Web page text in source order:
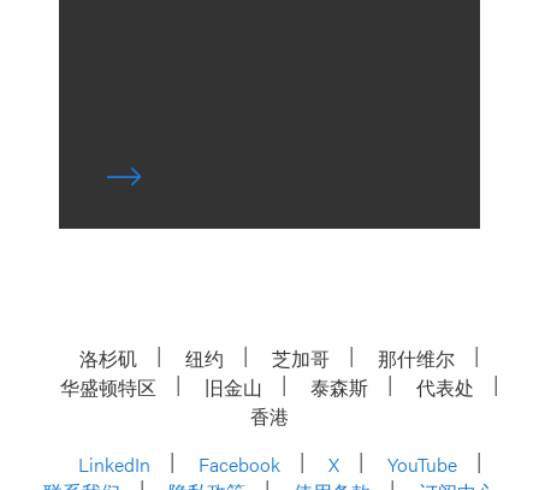
洛杉矶 纽约 芝加哥
那什维尔
华盛顿特区
旧金山 泰森斯
代表处
香港
LinkedIn
Facebook X
YouTube